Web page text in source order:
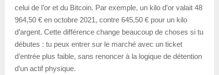
celui de l’or et du Bitcoin. Par exemple, un kilo d’or valait 48
964,50 € en octobre 2021, contre 645,50 € pour un kilo
d’argent. Cette différence change beaucoup de choses si tu
débutes : tu peux entrer sur le marché avec un ticket
d’entrée plus faible, sans renoncer à la logique de détention
d’un actif physique.